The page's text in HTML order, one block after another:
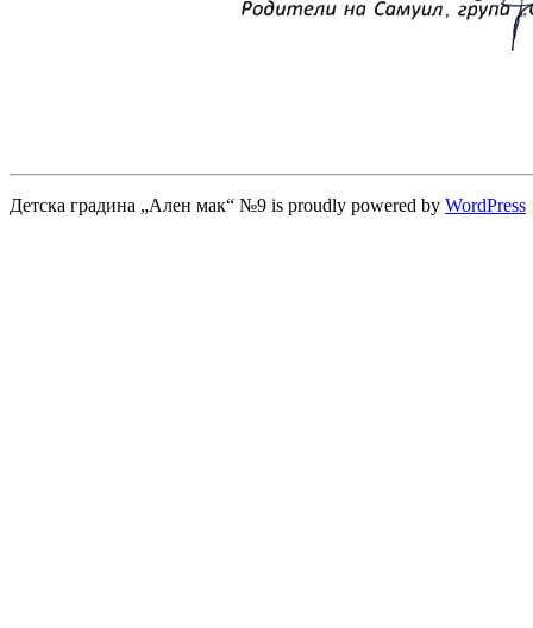
Детска градина „Ален мак“ №9 is proudly powered by WordPress